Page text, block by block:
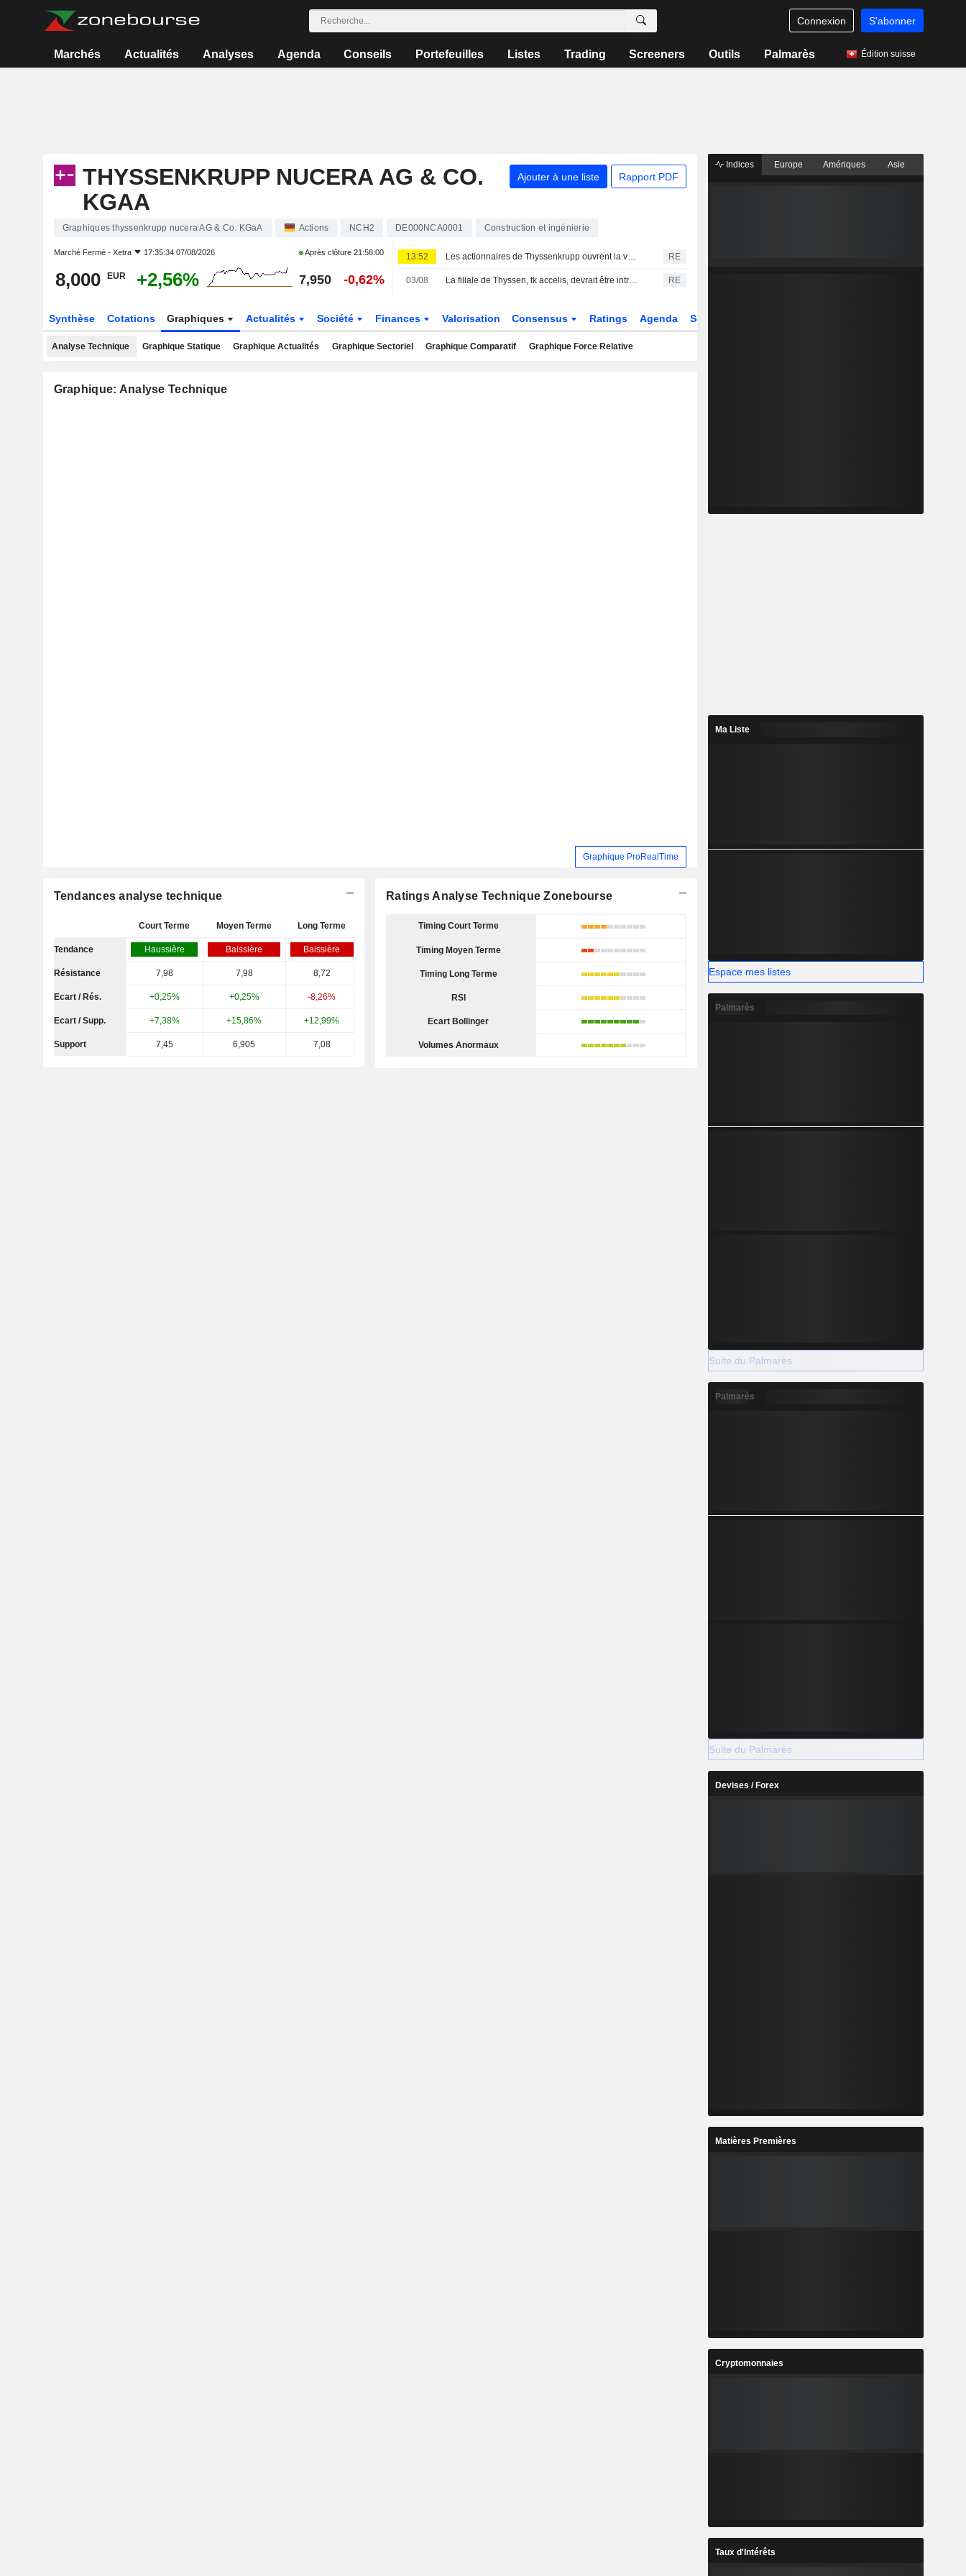
Connexion S'abonner
Marchés Actualités Analyses Agenda Conseils Portefeuilles Listes Trading Screeners Outils Palmarès Édition suisse
THYSSENKRUPP NUCERA AG & CO.
KGAA
Ajouter à une liste Rapport PDF
Graphiques thyssenkrupp nucera AG & Co. KGaA Actions NCH2 DE000NCA0001 Construction et ingénierie
Marché Fermé - Xetra 17:35:34 07/08/2026 Après clôture21:58:00
8,000 EUR +2,56% 7,950 -0,62%
13:52 Les actionnaires de Thyssenkrupp ouvrent la voie à l'introduction en bourse de tk accelis RE
03/08 La filiale de Thyssen, tk accelis, devrait être introduite en Bourse à l’automne RE
Synthèse Cotations Graphiques Actualités Société Finances Valorisation Consensus Ratings Agenda Secteur
Analyse Technique Graphique Statique Graphique Actualités Graphique Sectoriel Graphique Comparatif Graphique Force Relative
Graphique: Analyse Technique
Graphique ProRealTime
Tendances analyse technique
Court Terme Moyen Terme Long Terme
Tendance Haussière Baissière Baissière
Résistance 7,98 7,98 8,72
Ecart / Rés. +0,25% +0,25% -8,26%
Ecart / Supp. +7,38% +15,86% +12,99%
Support 7,45 6,905 7,08
Ratings Analyse Technique Zonebourse
Timing Court Terme
Timing Moyen Terme
Timing Long Terme
RSI
Ecart Bollinger
Volumes Anormaux
Indices Europe Amériques Asie
Ma Liste
Espace mes listes
Palmarès
Suite du Palmarès
Palmarès
Suite du Palmarès
Devises / Forex
Matières Premières
Cryptomonnaies
Taux d'Intérêts